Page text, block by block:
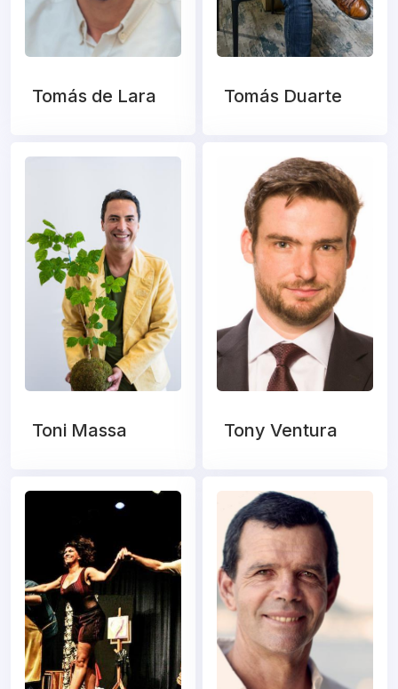
Tomás de Lara Tomás Duarte
Toni Massa Tony Ventura